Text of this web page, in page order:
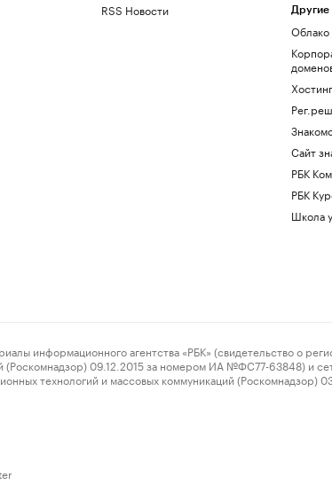
RSS Новости
Облако
Сайт
РБК
РБК
Школа
агентства «РБК» (свидетельство о
09.12.2015 за номером ИА №ФС77-63848) и
технологий и массовых коммуникаций